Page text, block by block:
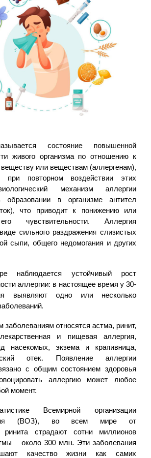
состояние повышенной
живого организма по отношению к
или веществам (аллергенам),
при повторном воздействии этих
механизм аллергии
образовании в организме антител
что приводит к понижению или
чувствительности. Аллергия
сильного раздражения слизистых
сыпи, общего недомогания и других
наблюдается устойчивый рост
аллергии: в настоящее время у 30-
выявляют одно или несколько
заболеваниям относятся астма, ринит,
и пищевая аллергия,
насекомых, экзема и крапивница,
отек. Появление аллергии
c общим состоянием здоровья
аллергию может любое
момент.
Всемирной организации
(ВОЗ), во всем мире от
ринита страдают сотни миллионов
– около 300 млн. Эти заболевания
качество жизни как самих